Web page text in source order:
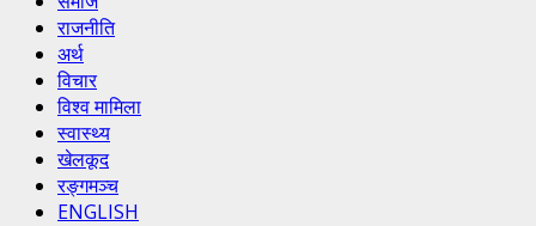
राजनीति
अर्थ
विचार
विश्व मामिला
स्वास्थ्य
खेलकूद
रङ्गमञ्च
ENGLISH